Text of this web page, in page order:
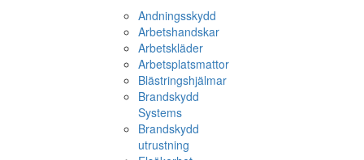
Andningsskydd
Arbetshandskar
Arbetskläder
Arbetsplatsmattor
Blästringshjälmar
Brandskydd
Systems
Brandskydd
utrustning